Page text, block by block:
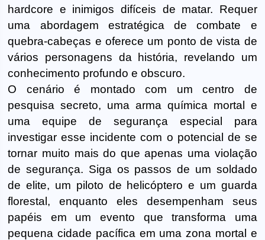
hardcore e inimigos difíceis de matar. Requer
uma abordagem estratégica de combate e
quebra-cabeças e oferece um ponto de vista de
vários personagens da história, revelando um
conhecimento profundo e obscuro.
O cenário é montado com um centro de
pesquisa secreto, uma arma química mortal e
uma equipe de segurança especial para
investigar esse incidente com o potencial de se
tornar muito mais do que apenas uma violação
de segurança. Siga os passos de um soldado
de elite, um piloto de helicóptero e um guarda
florestal, enquanto eles desempenham seus
papéis em um evento que transforma uma
pequena cidade pacífica em uma zona mortal e